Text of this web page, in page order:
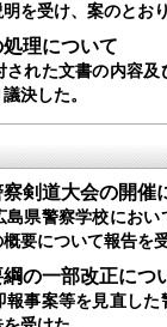
を受け、案のとお
理について
れた文書の内容及
決した​。
剣道大会の開催
県警察学校におい
要について報告を受
の一部改正につ
事案等を見直した